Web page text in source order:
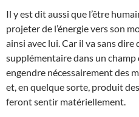
Il y est dit aussi que l’être
projeter de l’énergie vers son
ainsi avec lui. Car il va sans
supplémentaire dans un champ
engendre nécessairement des
et, en quelque sorte, produit
feront sentir matériellement.